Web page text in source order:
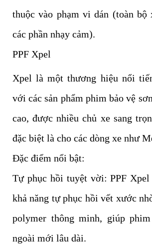
thuộc vào phạm vi dán (toàn bộ
các phần nhạy cảm).
PPF Xpel
Xpel là một thương hiệu nổi
với các sản phẩm phim bảo vệ
cao, được nhiều chủ xe sang
đặc biệt là cho các dòng xe như
Đặc điểm nổi bật:
Tự phục hồi tuyệt vời: PPF
khả năng tự phục hồi vết xước
polymer thông minh, giúp
ngoài mới lâu dài.